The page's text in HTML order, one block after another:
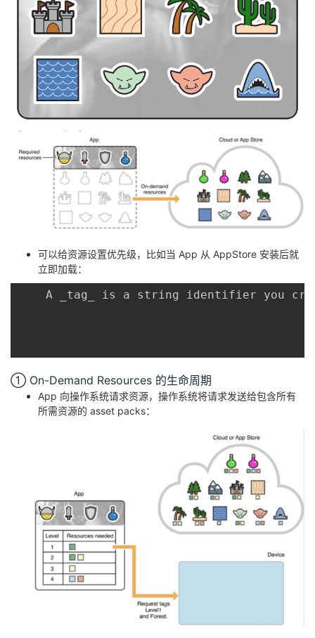
可以给资源设置优先级，比如当 App 从 AppStore 安装后就
立即加载：
A _tag_ is a string identifier you
① On-Demand Resources 的生命周期
App 向操作系统请求资源，操作系统将请求发送给包含所有
所需资源的 asset packs：